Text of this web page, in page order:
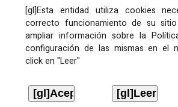
[gl]Esta entidad utiliza cookies
correcto funcionamiento de su
ampliar información sobre la
configuración de las mismas en el
click en "Leer"